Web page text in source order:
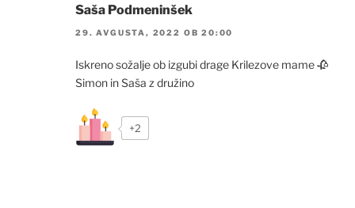
Saša Podmeninšek
29. AVGUSTA, 2022 OB 20:00
Iskreno sožalje ob izgubi drage Krilezove mame 🥀
Simon in Saša z družino
+2